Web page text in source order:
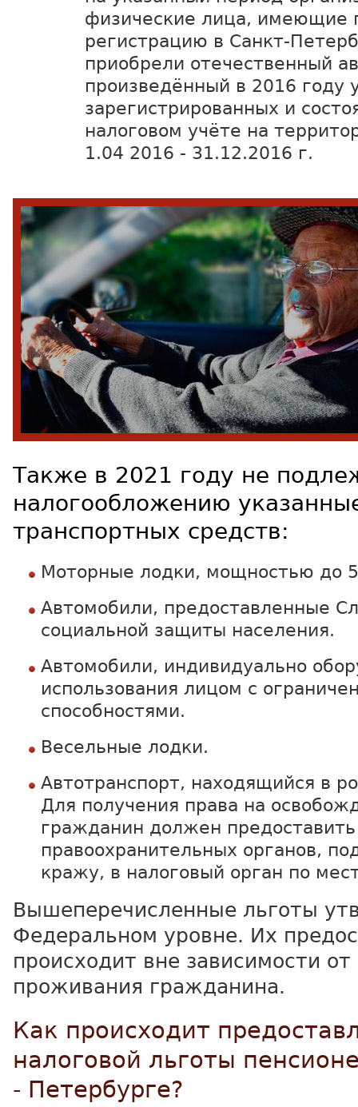
физические лица, имеющие
регистрацию в Санкт-
приобрели отечественный
произведённый в 2016 году
зарегистрированных и
налоговом учёте на
1.04 2016 - 31.12.2016 г.
Также в 2021 году не
налогообложению
транспортных средств:
Моторные лодки, мощностью до
Автомобили, предоставленные
социальной защиты населения.
Автомобили, индивидуально
использования лицом с
способностями.
Весельные лодки.
Автотранспорт, находящийся в
Для получения права на
гражданин должен предоставить
правоохранительных органов,
кражу, в налоговый орган по
Вышеперечисленные льготы
Федеральном уровне. Их
происходит вне зависимости от
проживания гражданина.
Как происходит
налоговой льготы
- Петербурге?